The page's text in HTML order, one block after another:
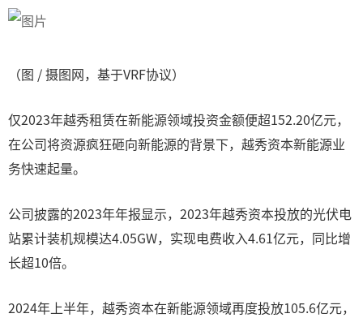
（图 / 摄图网，基于VRF协议）
仅2023年越秀租赁在新能源领域投资金额便超152.20亿元，
在公司将资源疯狂砸向新能源的背景下，越秀资本新能源业
务快速起量。
公司披露的2023年年报显示，2023年越秀资本投放的光伏电
站累计装机规模达4.05GW，实现电费收入4.61亿元，同比增
长超10倍。
2024年上半年，越秀资本在新能源领域再度投放105.6亿元，